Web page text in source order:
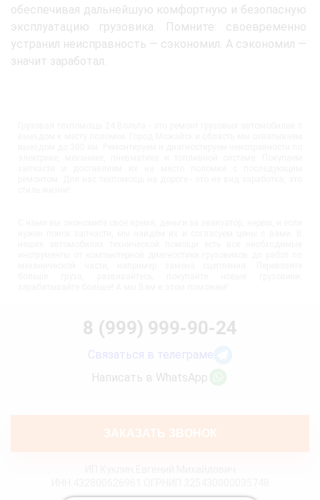
обеспечивая дальнейшую комфортную и безопасную
эксплуатацию грузовика. Помните: своевременно
устранил неисправность — сэкономил. А сэкономил —
значит заработал.
8 (999) 999-90-24
Связаться в телеграме
Написать в WhatsApp
ЗАКАЗАТЬ ЗВОНОК